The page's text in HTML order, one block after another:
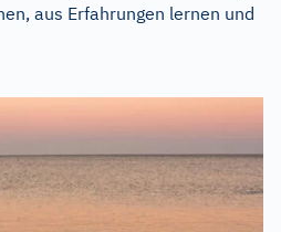
aus Erfahrungen lernen und